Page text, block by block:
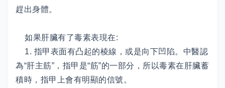
趕出身體。
如果肝臟有了毒素表現在:
1. 指甲表面有凸起的棱線，或是向下凹陷。中醫認
為“肝主筋”，指甲是“筋”的一部分，所以毒素在肝臟蓄
積時，指甲上會有明顯的信號。